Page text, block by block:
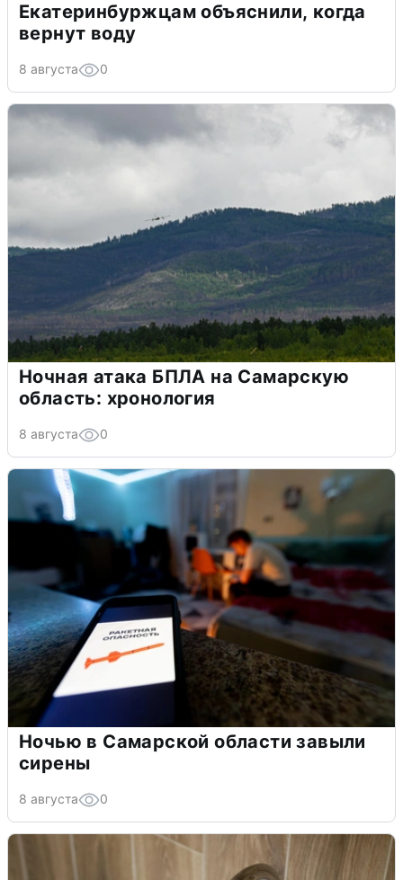
Екатеринбуржцам объяснили, когда
вернут воду
8 августа 0
Ночная атака БПЛА на Самарскую
область: хронология
8 августа 0
Ночью в Самарской области завыли
сирены
8 августа 0